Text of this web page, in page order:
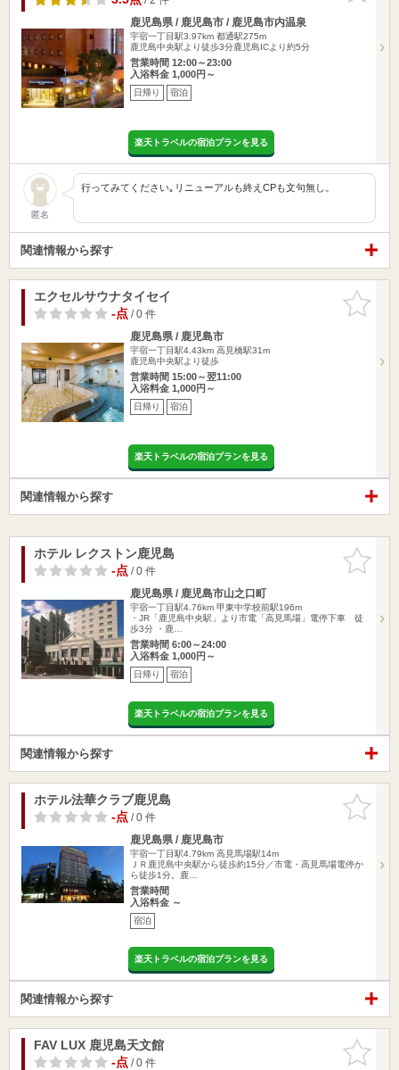
鹿児島県 / 鹿児島市 / 鹿児島市内温泉
宇宿一丁目駅3.97km 都通駅275m
鹿児島中央駅より徒歩3分鹿児島ICより約5分
営業時間 12:00～23:00
入浴料金 1,000円～
日帰り 宿泊
楽天トラベルの宿泊プランを見る
匿名
行ってみてください｡リニューアルも終えCPも文句無し。
関連情報から探す
お気に入
りに追加
エクセルサウナタイセイ
-点/ 0 件
鹿児島県 / 鹿児島市
宇宿一丁目駅4.43km 高見橋駅31m
鹿児島中央駅より徒歩
営業時間 15:00～翌11:00
入浴料金 1,000円～
日帰り 宿泊
楽天トラベルの宿泊プランを見る
関連情報から探す
お気に入
りに追加
ホテル レクストン鹿児島
-点/ 0 件
鹿児島県 / 鹿児島市山之口町
宇宿一丁目駅4.76km 甲東中学校前駅196m
・JR「鹿児島中央駅」より市電「高見馬場」電停下車 徒
歩3分 ・鹿…
営業時間 6:00～24:00
入浴料金 1,000円～
日帰り 宿泊
楽天トラベルの宿泊プランを見る
関連情報から探す
お気に入
りに追加
ホテル法華クラブ鹿児島
-点/ 0 件
鹿児島県 / 鹿児島市
宇宿一丁目駅4.79km 高見馬場駅14m
ＪＲ鹿児島中央駅から徒歩約15分／市電・高見馬場電停か
ら徒歩1分。鹿…
営業時間
入浴料金 ～
宿泊
楽天トラベルの宿泊プランを見る
関連情報から探す
お気に入
りに追加
FAV LUX 鹿児島天文館
-点/ 0 件